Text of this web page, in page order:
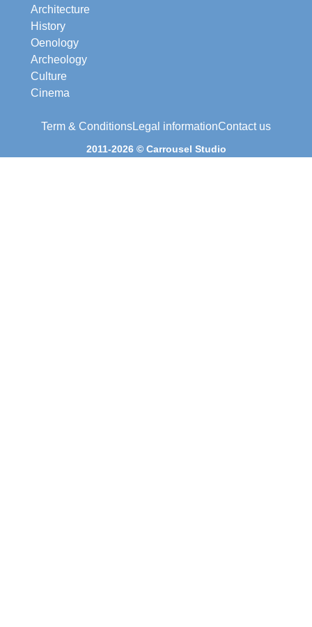
Architecture
History
Oenology
Archeology
Culture
Cinema
Term & ConditionsLegal informationContact us
2011-2026 © Carrousel Studio